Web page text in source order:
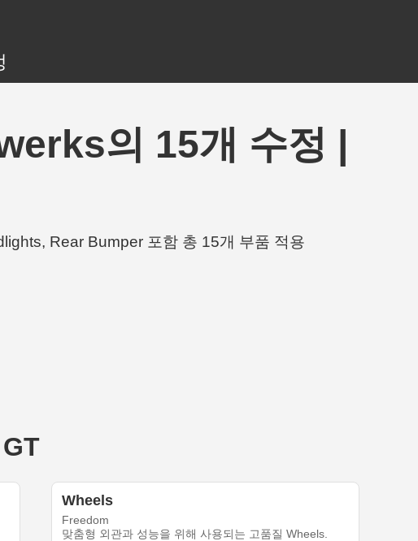
의 15개 수정 |
Rear Bumper 포함 총 15개 부품 적용
Wheels
Freedom
맞춤형 외관과 성능을 위해 사용되는 고품질 Wheels.